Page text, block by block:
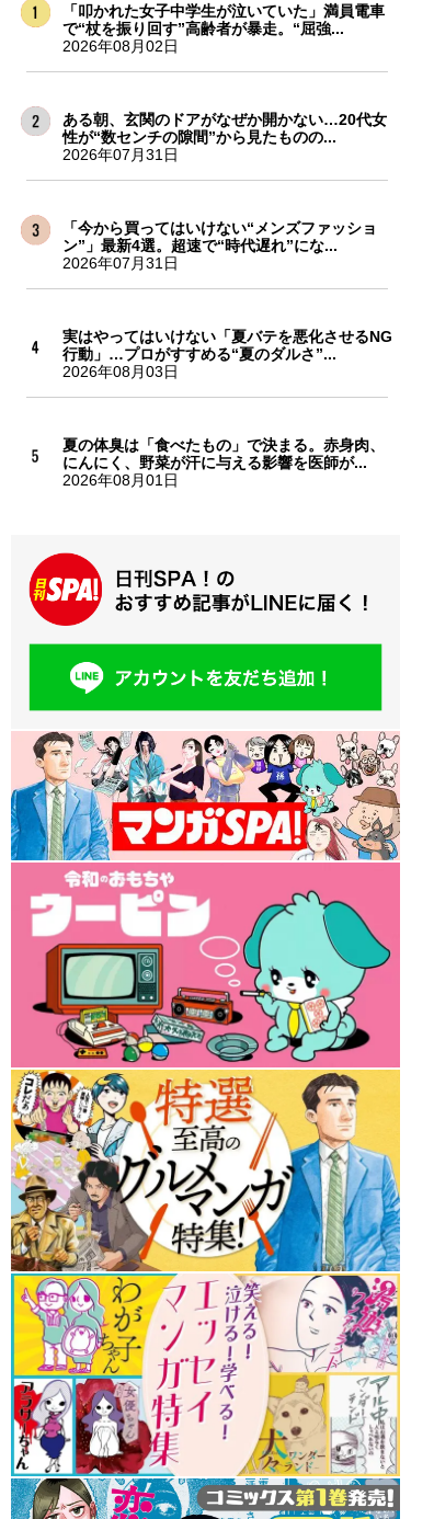
「叩かれた女子中学生が泣いていた」満員電車
で“杖を振り回す”高齢者が暴走。“屈強...
2026年08月02日
ある朝、玄関のドアがなぜか開かない…20代女
性が“数センチの隙間”から見たものの...
2026年07月31日
「今から買ってはいけない“メンズファッショ
ン”」最新4選。超速で“時代遅れ”にな...
2026年07月31日
実はやってはいけない「夏バテを悪化させるNG
行動」…プロがすすめる“夏のダルさ”...
2026年08月03日
夏の体臭は「食べたもの」で決まる。赤身肉、
にんにく、野菜が汗に与える影響を医師が...
2026年08月01日